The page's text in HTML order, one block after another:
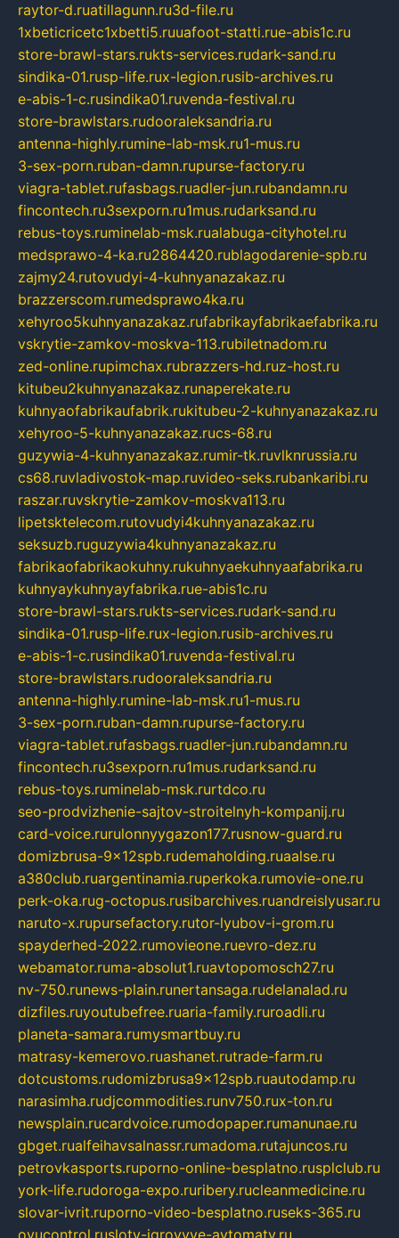
raytor-d.ruatillagunn.ru3d-file.ru
1xbeticricetc1xbetti5.ruuafoot-statti.rue-abis1c.ru
store-brawl-stars.rukts-services.rudark-sand.ru
sindika-01.rusp-life.rux-legion.rusib-archives.ru
e-abis-1-c.rusindika01.ruvenda-festival.ru
store-brawlstars.rudooraleksandria.ru
antenna-highly.rumine-lab-msk.ru1-mus.ru
3-sex-porn.ruban-damn.rupurse-factory.ru
viagra-tablet.rufasbags.ruadler-jun.rubandamn.ru
fincontech.ru3sexporn.ru1mus.rudarksand.ru
rebus-toys.ruminelab-msk.rualabuga-cityhotel.ru
medsprawo-4-ka.ru2864420.rublagodarenie-spb.ru
zajmy24.rutovudyi-4-kuhnyanazakaz.ru
brazzerscom.rumedsprawo4ka.ru
xehyroo5kuhnyanazakaz.rufabrikayfabrikaefabrika.ru
vskrytie-zamkov-moskva-113.rubiletnadom.ru
zed-online.rupimchax.rubrazzers-hd.ruz-host.ru
kitubeu2kuhnyanazakaz.runaperekate.ru
kuhnyaofabrikaufabrik.rukitubeu-2-kuhnyanazakaz.ru
xehyroo-5-kuhnyanazakaz.rucs-68.ru
guzywia-4-kuhnyanazakaz.rumir-tk.ruvlknrussia.ru
cs68.ruvladivostok-map.ruvideo-seks.rubankaribi.ru
raszar.ruvskrytie-zamkov-moskva113.ru
lipetsktelecom.rutovudyi4kuhnyanazakaz.ru
seksuzb.ruguzywia4kuhnyanazakaz.ru
fabrikaofabrikaokuhny.rukuhnyaekuhnyaafabrika.ru
kuhnyaykuhnyayfabrika.rue-abis1c.ru
store-brawl-stars.rukts-services.rudark-sand.ru
sindika-01.rusp-life.rux-legion.rusib-archives.ru
e-abis-1-c.rusindika01.ruvenda-festival.ru
store-brawlstars.rudooraleksandria.ru
antenna-highly.rumine-lab-msk.ru1-mus.ru
3-sex-porn.ruban-damn.rupurse-factory.ru
viagra-tablet.rufasbags.ruadler-jun.rubandamn.ru
fincontech.ru3sexporn.ru1mus.rudarksand.ru
rebus-toys.ruminelab-msk.rurtdco.ru
seo-prodvizhenie-sajtov-stroitelnyh-kompanij.ru
card-voice.rurulonnyygazon177.rusnow-guard.ru
domizbrusa-9x12spb.rudemaholding.ruaalse.ru
a380club.ruargentinamia.ruperkoka.rumovie-one.ru
perk-oka.rug-octopus.rusibarchives.ruandreislyusar.ru
naruto-x.rupursefactory.rutor-lyubov-i-grom.ru
spayderhed-2022.rumovieone.ruevro-dez.ru
webamator.ruma-absolut1.ruavtopomosch27.ru
nv-750.runews-plain.runertansaga.rudelanalad.ru
dizfiles.ruyoutubefree.ruaria-family.ruroadli.ru
planeta-samara.rumysmartbuy.ru
matrasy-kemerovo.ruashanet.rutrade-farm.ru
dotcustoms.rudomizbrusa9x12spb.ruautodamp.ru
narasimha.rudjcommodities.runv750.rux-ton.ru
newsplain.rucardvoice.rumodopaper.rumanunae.ru
gbget.rualfeihavsalnassr.rumadoma.rutajuncos.ru
petrovkasports.ruporno-online-besplatno.rusplclub.ru
york-life.rudoroga-expo.ruribery.rucleanmedicine.ru
slovar-ivrit.ruporno-video-besplatno.ruseks-365.ru
ovucontrol.rusloty-igrovyye-avtomaty.ru